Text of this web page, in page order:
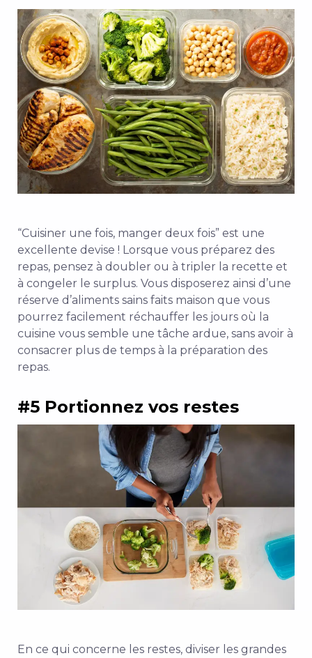
“Cuisiner une fois, manger deux fois” est une
excellente devise ! Lorsque vous préparez des
repas, pensez à doubler ou à tripler la recette et
à congeler le surplus. Vous disposerez ainsi d’une
réserve d’aliments sains faits maison que vous
pourrez facilement réchauffer les jours où la
cuisine vous semble une tâche ardue, sans avoir à
consacrer plus de temps à la préparation des
repas.
#5 Portionnez vos restes
En ce qui concerne les restes, diviser les grandes